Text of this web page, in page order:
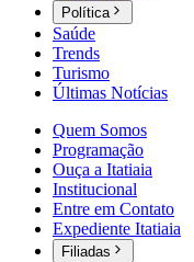
Política
Saúde
Trends
Turismo
Últimas Notícias
Quem Somos
Programação
Ouça a Itatiaia
Institucional
Entre em Contato
Expediente Itatiaia
Filiadas